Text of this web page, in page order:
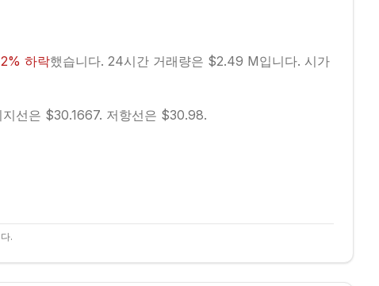
% 하락했습니다. 24시간 거래량은 $2.49 M입니다. 시가
지선은 $30.1667. 저항선은 $30.98.
.